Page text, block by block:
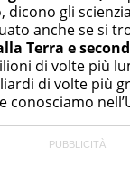
dicono gli
anche se si
Terra e
di volte più
di volte più
conosciamo